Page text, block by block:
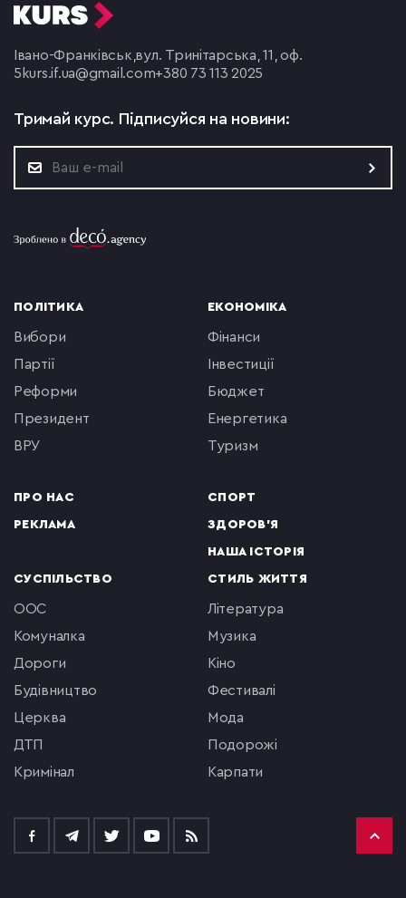
Івано-Франківськ, вул. Тринітарська, 11, оф.
5 kurs.if.ua@gmail.com+380 73 113 2025
Тримай курс. Підписуйся на новини:
ПОЛІТИКА
вибори
партії
реформи
президент
ВРУ
ПРО НАС
РЕКЛАМА
ЕКОНОМІКА
фінанси
інвестиції
бюджет
енергетика
туризм
СПОРТ
ЗДОРОВ'Я
НАША ІСТОРІЯ
СУСПІЛЬСТВО
ООС
комуналка
Дороги
будівництво
церква
ДТП
кримінал
СТИЛЬ ЖИТТЯ
література
музика
кіно
фестивалі
мода
подорожі
Карпати